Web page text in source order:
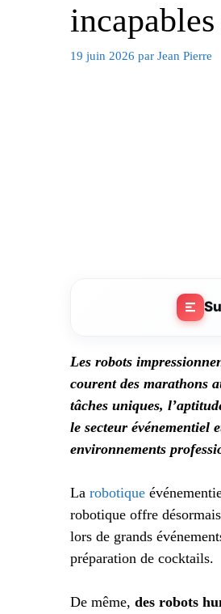
19 juin 2026 par Jean Pierre
Les robots
courent des marathons
tâches uniques,
le secteur événementiel
environnements
La robotique
robotique offre
lors de grands
préparation de cocktails.
De même, des robots